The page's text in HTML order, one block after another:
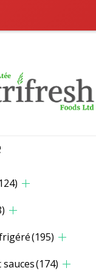
(195)
(174)